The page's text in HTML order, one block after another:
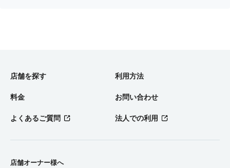
店舗を探す 利用方法
料金 お問い合わせ
よくあるご質問 法人での利用
店舗オーナー様へ